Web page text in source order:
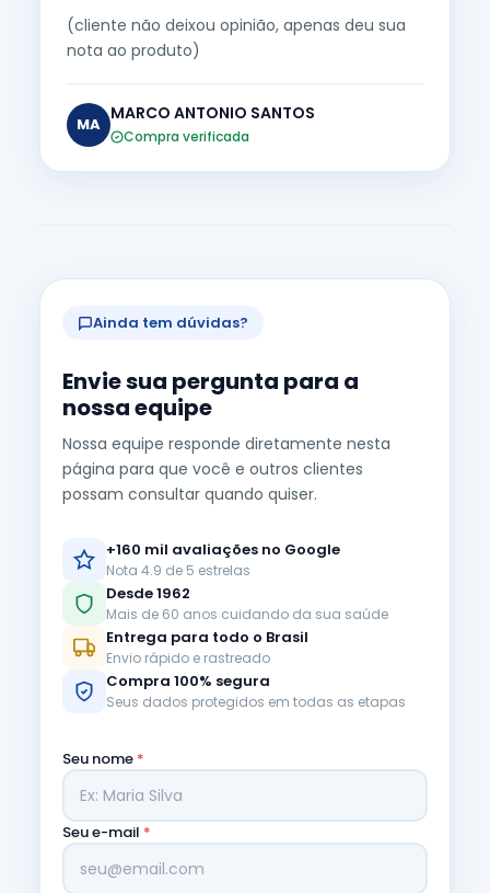
(cliente não deixou opinião, apenas deu sua
nota ao produto)
MA
MARCO ANTONIO SANTOS
Compra verificada
Ainda tem dúvidas?
Envie sua pergunta para a
nossa equipe
Nossa equipe responde diretamente nesta
página para que você e outros clientes
possam consultar quando quiser.
+160 mil avaliações no Google
Nota 4.9 de 5 estrelas
Desde 1962
Mais de 60 anos cuidando da sua saúde
Entrega para todo o Brasil
Envio rápido e rastreado
Compra 100% segura
Seus dados protegidos em todas as etapas
Seu nome *
Seu e-mail *